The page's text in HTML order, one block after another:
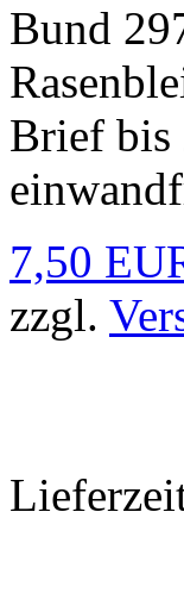
Bund
Brief bis
7,50
zzgl.